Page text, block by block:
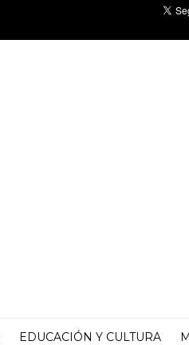
EDUCACIÓN Y CULTURA